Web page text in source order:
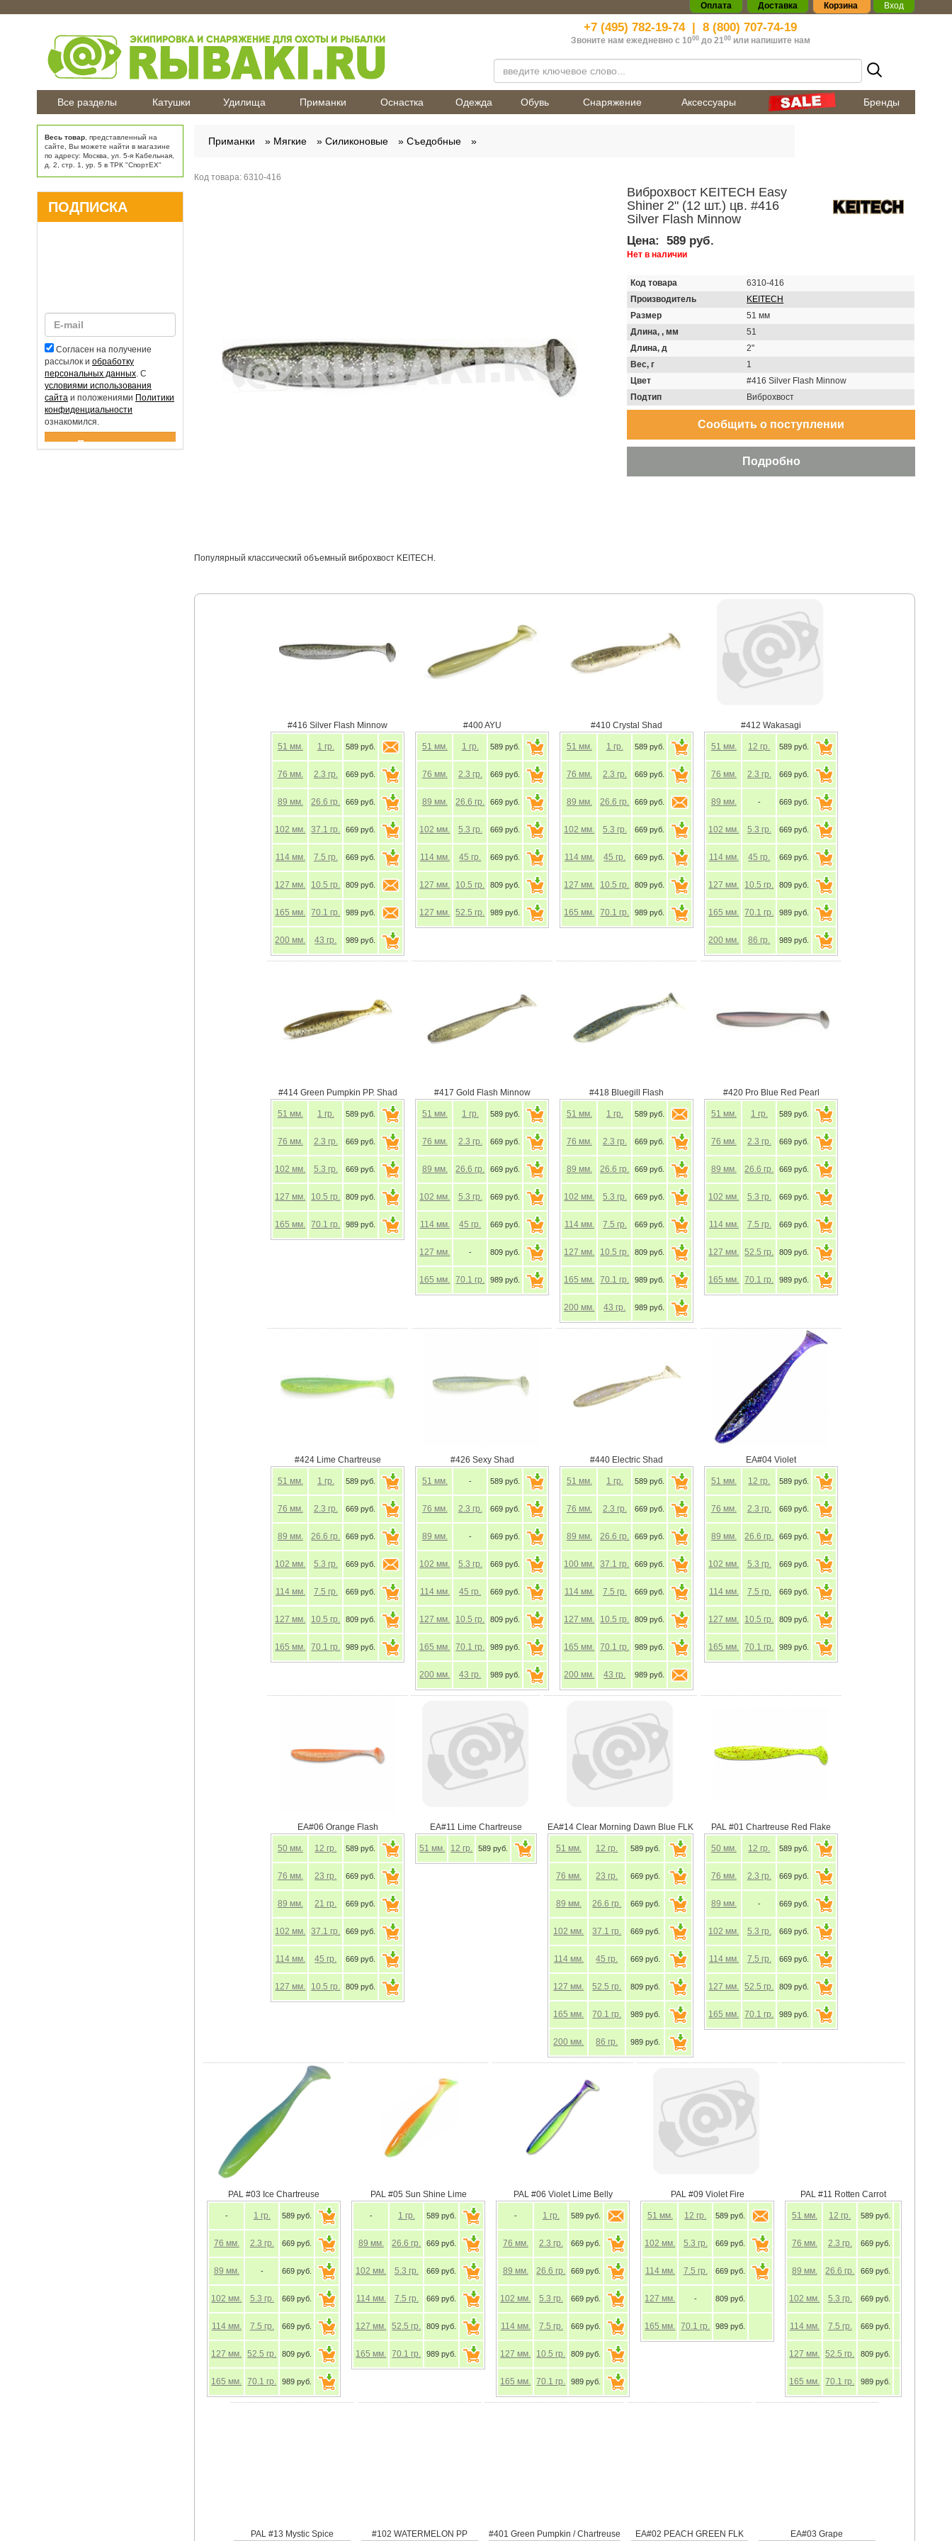
Оплата Доставка Корзина Вход
+7 (495) 782-19-74| 8 (800) 707-74-19
Звоните нам ежедневно с 1000до 2100 или напишите нам
Все разделы Катушки Удилища Приманки Оснастка Одежда Обувь Снаряжение Аксессуары Бренды
Приманки Мягкие Силиконовые Съедобные
Код товара: 6310-416
Виброхвост KEITECH Easy
Shiner 2" (12 шт.) цв. #416
Silver Flash Minnow
Цена: 589 руб.
Нет в наличии
Код товара
6310-416
Производитель
KEITECH
Размер
51 мм
Длина, , мм
51
Длина, д
2"
Вес, г
1
Цвет
#416 Silver Flash Minnow
Подтип
Виброхвост
Популярный классический объемный виброхвост KEITECH.
#416 Silver Flash Minnow
51 мм. 1 гр. 589 руб.
76 мм. 2.3 гр. 669 руб.
89 мм. 26.6 гр. 669 руб.
102 мм. 37.1 гр. 669 руб.
114 мм. 7.5 гр. 669 руб.
127 мм. 10.5 гр. 809 руб.
165 мм. 70.1 гр. 989 руб.
200 мм. 43 гр. 989 руб.
#400 AYU
51 мм. 1 гр. 589 руб.
76 мм. 2.3 гр. 669 руб.
89 мм. 26.6 гр. 669 руб.
102 мм. 5.3 гр. 669 руб.
114 мм. 45 гр. 669 руб.
127 мм. 10.5 гр. 809 руб.
127 мм. 52.5 гр. 989 руб.
#410 Crystal Shad
51 мм. 1 гр. 589 руб.
76 мм. 2.3 гр. 669 руб.
89 мм. 26.6 гр. 669 руб.
102 мм. 5.3 гр. 669 руб.
114 мм. 45 гр. 669 руб.
127 мм. 10.5 гр. 809 руб.
165 мм. 70.1 гр. 989 руб.
#412 Wakasagi
51 мм. 12 гр. 589 руб.
76 мм. 2.3 гр. 669 руб.
89 мм. - 669 руб.
102 мм. 5.3 гр. 669 руб.
114 мм. 45 гр. 669 руб.
127 мм. 10.5 гр. 809 руб.
165 мм. 70.1 гр. 989 руб.
200 мм. 86 гр. 989 руб.
#414 Green Pumpkin PP. Shad
51 мм. 1 гр. 589 руб.
76 мм. 2.3 гр. 669 руб.
102 мм. 5.3 гр. 669 руб.
127 мм. 10.5 гр. 809 руб.
165 мм. 70.1 гр. 989 руб.
#417 Gold Flash Minnow
51 мм. 1 гр. 589 руб.
76 мм. 2.3 гр. 669 руб.
89 мм. 26.6 гр. 669 руб.
102 мм. 5.3 гр. 669 руб.
114 мм. 45 гр. 669 руб.
127 мм. - 809 руб.
165 мм. 70.1 гр. 989 руб.
#418 Bluegill Flash
51 мм. 1 гр. 589 руб.
76 мм. 2.3 гр. 669 руб.
89 мм. 26.6 гр. 669 руб.
102 мм. 5.3 гр. 669 руб.
114 мм. 7.5 гр. 669 руб.
127 мм. 10.5 гр. 809 руб.
165 мм. 70.1 гр. 989 руб.
200 мм. 43 гр. 989 руб.
#420 Pro Blue Red Pearl
51 мм. 1 гр. 589 руб.
76 мм. 2.3 гр. 669 руб.
89 мм. 26.6 гр. 669 руб.
102 мм. 5.3 гр. 669 руб.
114 мм. 7.5 гр. 669 руб.
127 мм. 52.5 гр. 809 руб.
165 мм. 70.1 гр. 989 руб.
#424 Lime Chartreuse
51 мм. 1 гр. 589 руб.
76 мм. 2.3 гр. 669 руб.
89 мм. 26.6 гр. 669 руб.
102 мм. 5.3 гр. 669 руб.
114 мм. 7.5 гр. 669 руб.
127 мм. 10.5 гр. 809 руб.
165 мм. 70.1 гр. 989 руб.
#426 Sexy Shad
51 мм. - 589 руб.
76 мм. 2.3 гр. 669 руб.
89 мм. - 669 руб.
102 мм. 5.3 гр. 669 руб.
114 мм. 45 гр. 669 руб.
127 мм. 10.5 гр. 809 руб.
165 мм. 70.1 гр. 989 руб.
200 мм. 43 гр. 989 руб.
#440 Electric Shad
51 мм. 1 гр. 589 руб.
76 мм. 2.3 гр. 669 руб.
89 мм. 26.6 гр. 669 руб.
100 мм. 37.1 гр. 669 руб.
114 мм. 7.5 гр. 669 руб.
127 мм. 10.5 гр. 809 руб.
165 мм. 70.1 гр. 989 руб.
200 мм. 43 гр. 989 руб.
EA#04 Violet
51 мм. 12 гр. 589 руб.
76 мм. 2.3 гр. 669 руб.
89 мм. 26.6 гр. 669 руб.
102 мм. 5.3 гр. 669 руб.
114 мм. 7.5 гр. 669 руб.
127 мм. 10.5 гр. 809 руб.
165 мм. 70.1 гр. 989 руб.
EA#06 Orange Flash
50 мм. 12 гр. 589 руб.
76 мм. 23 гр. 669 руб.
89 мм. 21 гр. 669 руб.
102 мм. 37.1 гр. 669 руб.
114 мм. 45 гр. 669 руб.
127 мм. 10.5 гр. 809 руб.
EA#11 Lime Chartreuse
51 мм. 12 гр. 589 руб.
EA#14 Clear Morning Dawn Blue FLK
51 мм. 12 гр. 589 руб.
76 мм. 23 гр. 669 руб.
89 мм. 26.6 гр. 669 руб.
102 мм. 37.1 гр. 669 руб.
114 мм. 45 гр. 669 руб.
127 мм. 52.5 гр. 809 руб.
165 мм. 70.1 гр. 989 руб.
200 мм. 86 гр. 989 руб.
PAL #01 Chartreuse Red Flake
50 мм. 12 гр. 589 руб.
76 мм. 2.3 гр. 669 руб.
89 мм. - 669 руб.
102 мм. 5.3 гр. 669 руб.
114 мм. 7.5 гр. 669 руб.
127 мм. 52.5 гр. 809 руб.
165 мм. 70.1 гр. 989 руб.
PAL #03 Ice Chartreuse
- 1гр. 589 руб.
76мм. 2.3гр. 669 руб.
89мм. - 669 руб.
102мм. 5.3гр. 669 руб.
114мм. 7.5гр. 669 руб.
127мм. 52.5гр. 809 руб.
165мм. 70.1гр.
PAL #05 Sun Shine Lime
- 1гр. 589 руб.
89мм. 26.6гр. 669 руб.
102мм. 5.3гр. 669 руб.
114мм. 7.5гр. 669 руб.
127мм. 52.5гр. 809 руб.
165мм. 70.1гр. 989 руб.
PAL #06 Violet Lime Belly
- 1гр. 589 руб.
76мм. 2.3гр. 669 руб.
89мм. 26.6гр. 669 руб.
102мм. 5.3гр. 669 руб.
114мм. 7.5гр. 669 руб.
127мм. 10.5гр.
165мм. 70.1гр.
PAL #09 Violet Fire
51мм. 12гр. 589 руб.
102мм. 5.3гр. 669 руб.
114мм. 7.5гр. 669 руб.
127мм. 809 руб.
165мм. 989 руб.
PAL #11 Rotten Carrot PAL #13 Mystic Spice #102 WATERMELON PP #401 Green Pumpkin / Chartreuse EA#02 PEACH GREEN FLK
Весь товар , представленный на
сайте, Вы можете найти в магазине
по адресу: Москва, ул. 5-я Кабельная,
д. 2, стр. 1, ур. 5 в ТРК "СпортЕХ"
ПОДПИСКА
Согласен на получение
рассылок и обработку
персональных данных. С
условиями использования
сайта и положениями Политики
конфиденциальности
ознакомился.